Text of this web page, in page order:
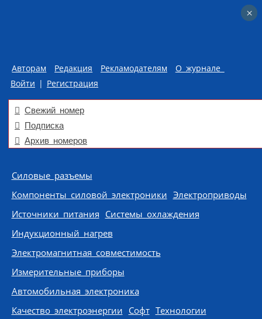
Авторам Редакция Рекламодателям
О журнале
Войти | Регистрация
Свежий номер
Подписка
Архив номеров
Skip to content
Силовые разъемы
Компоненты силовой электроники Электроприводы
Источники питания Системы охлаждения
Индукционный нагрев
Электромагнитная совместимость
Измерительные приборы
Автомобильная электроника
Качество электроэнергии Софт Технологии
×
×